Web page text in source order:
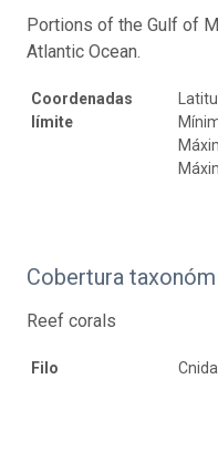
Portions of the Gulf of
Atlantic Ocean.
Coordenadas
límite
Cobertura
Reef corals
Filo